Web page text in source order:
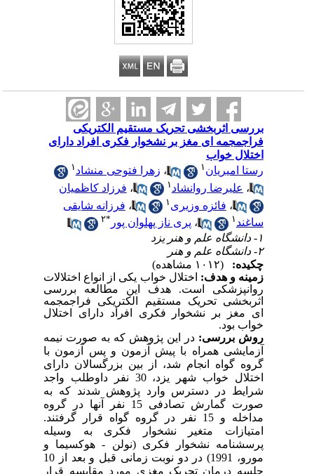
بررسی اثربخشی تحریک مستقیم الکتریکی
فراجمجمه ای مغز بر نشخوار فکری افراد دارای
اختلال خواب
رستا امیریان ۱ ،زهرا فتوحی منشاد۱
،علیرضا روانشاد۱ ،فرزاد کاظمیان
،فائزه وزیری ،فرزانه شایقی
ساغند۱ ،پری ناز پهلوان پور ۲
۲- دانشگاه علم و هنر
چکیده:
زمینه و هدف:اختلال خواب یکی از انواع اختلالات
روانپزشکی است. هدف این مطالعه بررسی
اثربخشی تحریک مستقیم الکتریکی فراجمجمه
ای مغز بر نشخوار فکری افراد دارای اختلال
خواب بود.
روش بررسی: در اینپژوهش که به صورت نیمه
آزمایشی همراه با پیش آزمون و پس آزمون با
گروه گواه انجام شد، از بین بزرگسالان دارای
اختلال خواب شهر یزد، 30 نفر داوطلب واجد
شرایط در دسترس وارد پژوهش شدند که به
صورت گمارش تصادفی 15 نفر آنها در گروه
مداخله و 15 نفر در گروه گواه قرار گرفتند.
امتیازات متغیر نشخوار فکری به وسیله
پرسشنامه نشخوار فکری (نولن - هوکسیما و
مورو، 1991)
در دو نوبت زمانی قبل و بعد از 10
جلسه درمان تحریک مغزی مورد مقایسه قرار